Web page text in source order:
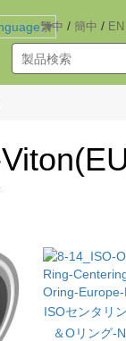
繁中 / 簡中 / EN
▼
ISOセンタリ
＆Oリング-